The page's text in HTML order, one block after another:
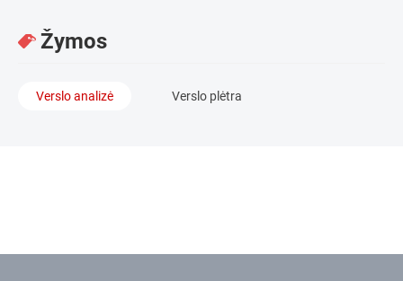
Žymos
Verslo analizė Verslo plėtra